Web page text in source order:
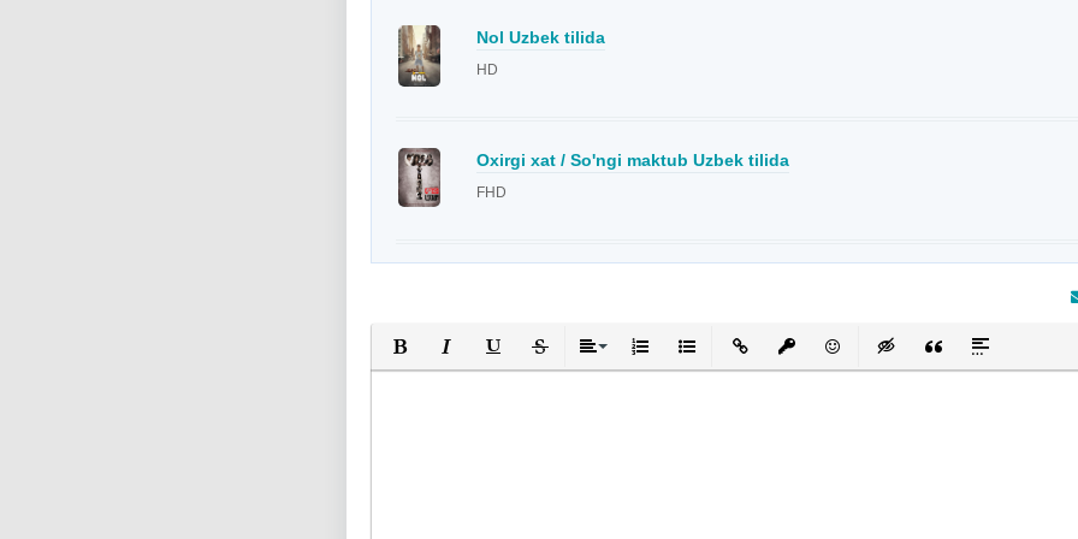
Nol Uzbek tilida
HD
Oxirgi xat / So'ngi maktub Uzbek tilida
FHD
Полужирный
КурсивПодчеркнутый
ЗачеркнутыйВыравнивание
Нумерованный список
Маркированный список
Вставить ссылку
Вставить защищенную ссылку
Вставить смайлик
Вставка скрытого текста
Вставка цитаты
Вставка